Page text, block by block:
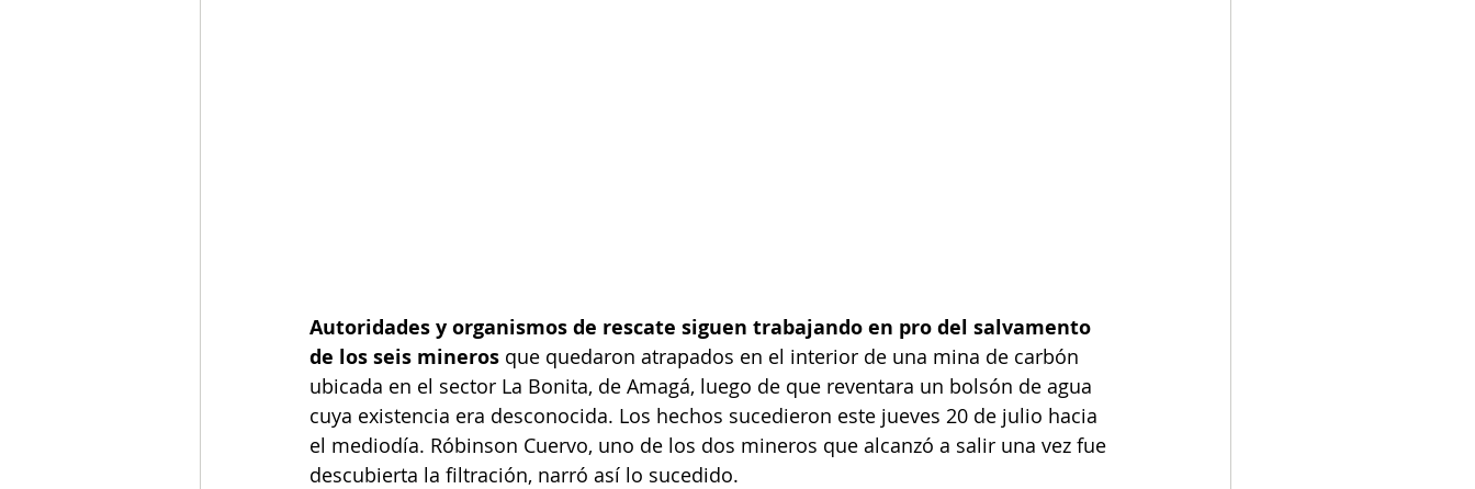
Autoridades y organismos de rescate siguen trabajando en pro del salvamento
de los seis mineros que quedaron atrapados en el interior de una mina de carbón
ubicada en el sector La Bonita, de Amagá, luego de que reventara un bolsón de agua
cuya existencia era desconocida. Los hechos sucedieron este jueves 20 de julio hacia
el mediodía. Róbinson Cuervo, uno de los dos mineros que alcanzó a salir una vez fue
descubierta la filtración, narró así lo sucedido.